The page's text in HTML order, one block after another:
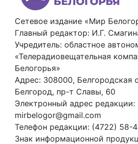
Сетевое издание «Мир
Главный редактор: И.Г.
Учредитель: областное
«Телерадиовещательная
Белогорья»
Адрес: 308000, Белгородская
Белгород, пр-т Славы, 60
Электронный адрес редакции:
mirbelogor@gmail.com
Телефон редакции: (4722) 58-
Знак информационной